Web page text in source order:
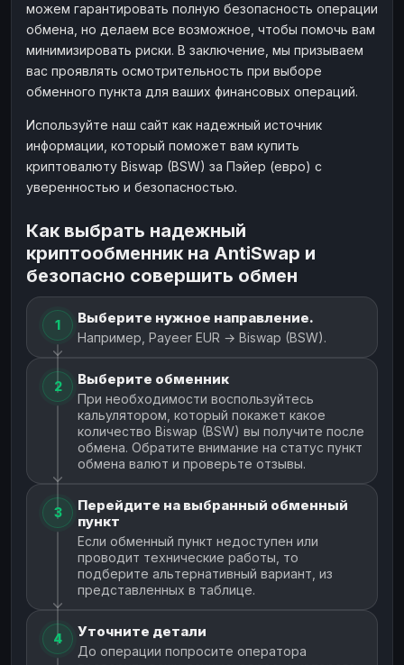
можем гарантировать полную безопасность операции
обмена, но делаем все возможное, чтобы помочь вам
минимизировать риски. В заключение, мы призываем
вас проявлять осмотрительность при выборе
обменного пункта для ваших финансовых операций.
Используйте наш сайт как надежный источник
информации, который поможет вам купить
криптовалюту Biswap (BSW) за Пэйер (евро) с
уверенностью и безопасностью.
Как выбрать надежный
криптообменник на AntiSwap и
безопасно совершить обмен
1 Выберите нужное направление.
Например, Payeer EUR → Biswap (BSW).
2 Выберите обменник
При необходимости воспользуйтесь
кальулятором, который покажет какое
количество Biswap (BSW) вы получите после
обмена. Обратите внимание на статус пункт
обмена валют и проверьте отзывы.
3
Перейдите на выбранный обменный
пункт
Если обменный пункт недоступен или
проводит технические работы, то
подберите альтернативный вариант, из
представленных в таблице.
4 Уточните детали
До операции попросите оператора